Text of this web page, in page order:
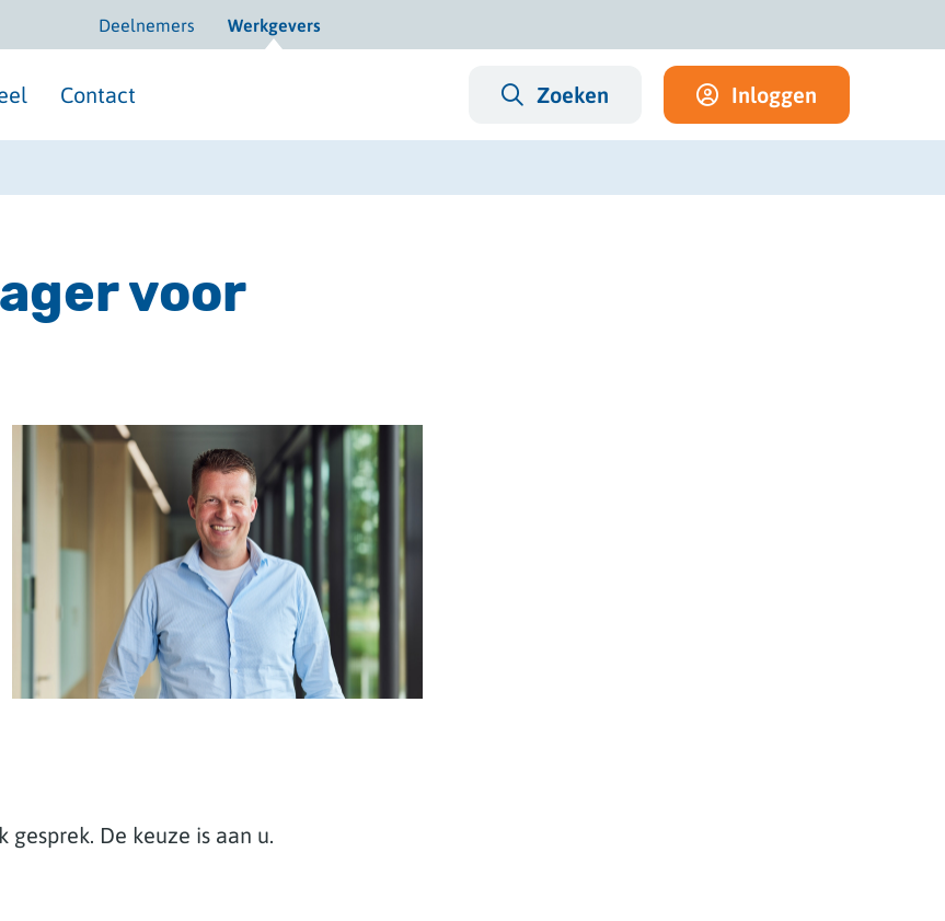
Deelnemers Werkgevers
Contact Zoeken Inloggen
voor
De keuze is aan u.